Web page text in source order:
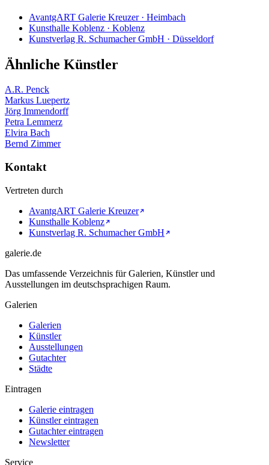
AvantgART Galerie Kreuzer · Heimbach
Kunsthalle Koblenz · Koblenz
Kunstverlag R. Schumacher GmbH · Düsseldorf
Ähnliche Künstler
A.R. Penck
Markus Luepertz
Jörg Immendorff
Petra Lemmerz
Elvira Bach
Bernd Zimmer
Kontakt
Vertreten durch
AvantgART Galerie Kreuzer
Kunsthalle Koblenz
Kunstverlag R. Schumacher GmbH
galerie.de
Das umfassende Verzeichnis für Galerien, Künstler und
Ausstellungen im deutschsprachigen Raum.
Galerien
Galerien
Künstler
Ausstellungen
Gutachter
Städte
Eintragen
Galerie eintragen
Künstler eintragen
Gutachter eintragen
Newsletter
Service